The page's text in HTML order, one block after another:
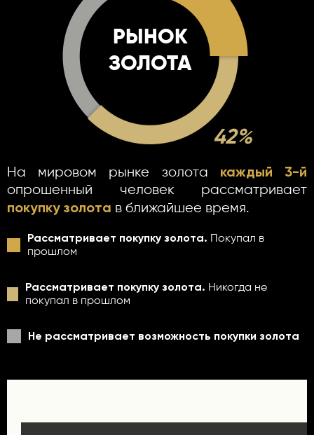
На мировом рынке золота каждый 3-й
опрошенный человек рассматривает
покупку золота в ближайшее время.
РЫНОК
ЗОЛОТА
42%
Рассматривает покупку золота. Покупал в
прошлом
Рассматривает покупку золота. Никогда не
покупал в прошлом
Не рассматривает возможность покупки золота